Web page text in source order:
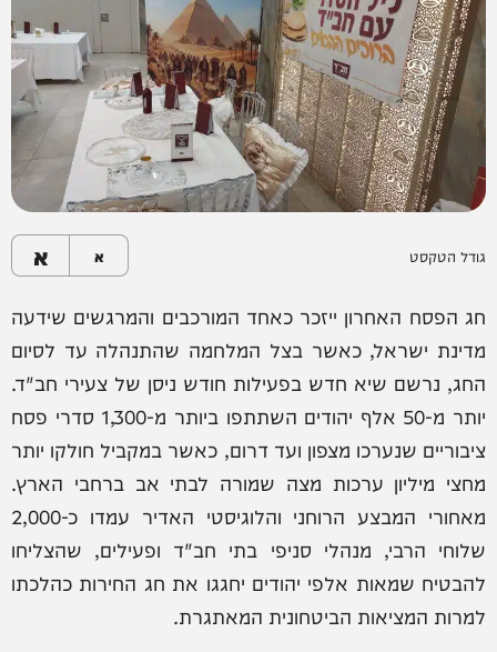
גודל הטקסט א א
חג הפסח האחרון ייזכר כאחד המורכבים והמרגשים שידעה
מדינת ישראל, כאשר בצל המלחמה שהתנהלה עד לסיום
החג, נרשם שיא חדש בפעילות חודש ניסן של צעירי חב"ד.
יותר מ-50 אלף יהודים השתתפו ביותר מ-1,300 סדרי פסח
ציבוריים שנערכו מצפון ועד דרום, כאשר במקביל חולקו יותר
מחצי מיליון ערכות מצה שמורה לבתי אב ברחבי הארץ.
מאחורי המבצע הרוחני והלוגיסטי האדיר עמדו כ-2,000
שלוחי הרבי, מנהלי סניפי בתי חב"ד ופעילים, שהצליחו
להבטיח שמאות אלפי יהודים יחגגו את חג החירות כהלכתו
למרות המציאות הביטחונית המאתגרת.